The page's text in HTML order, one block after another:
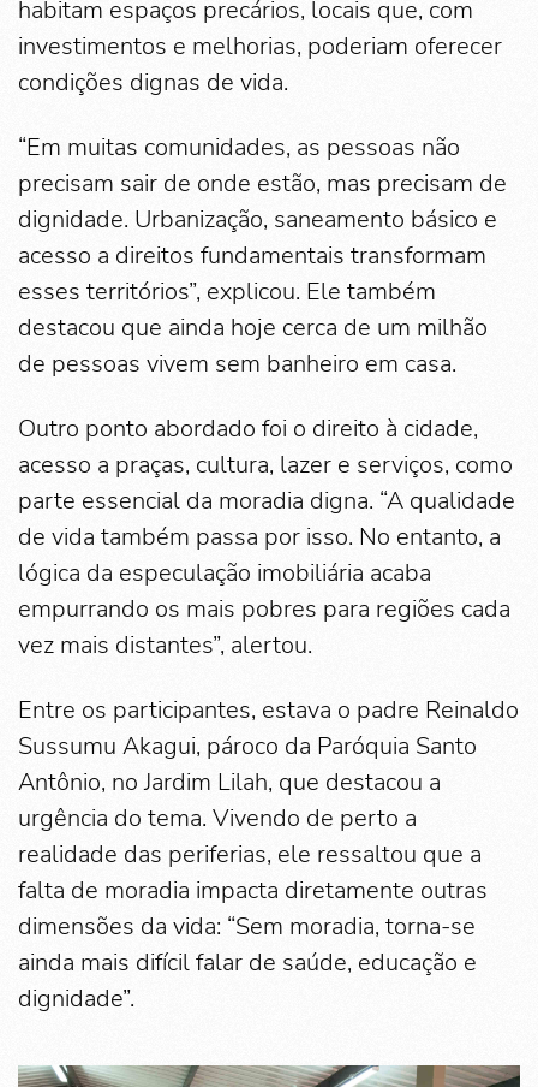
habitam espaços precários, locais que, com
investimentos e melhorias, poderiam oferecer
condições dignas de vida.
“Em muitas comunidades, as pessoas não
precisam sair de onde estão, mas precisam de
dignidade. Urbanização, saneamento básico e
acesso a direitos fundamentais transformam
esses territórios”, explicou. Ele também
destacou que ainda hoje cerca de um milhão
de pessoas vivem sem banheiro em casa.
Outro ponto abordado foi o direito à cidade,
acesso a praças, cultura, lazer e serviços, como
parte essencial da moradia digna. “A qualidade
de vida também passa por isso. No entanto, a
lógica da especulação imobiliária acaba
empurrando os mais pobres para regiões cada
vez mais distantes”, alertou.
Entre os participantes, estava o padre Reinaldo
Sussumu Akagui, pároco da Paróquia Santo
Antônio, no Jardim Lilah, que destacou a
urgência do tema. Vivendo de perto a
realidade das periferias, ele ressaltou que a
falta de moradia impacta diretamente outras
dimensões da vida: “Sem moradia, torna-se
ainda mais difícil falar de saúde, educação e
dignidade”.